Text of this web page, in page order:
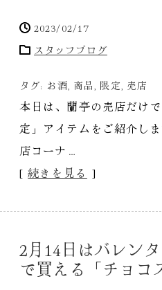
2023/02/17
スタッフブログ
タグ: お酒 商品 限定 売店
本日は、蘭亭の売店だけ
定」アイテムをご紹介し
店コーナ…
[続きを見る ]
2月14日はバレン
で買える「チョコ